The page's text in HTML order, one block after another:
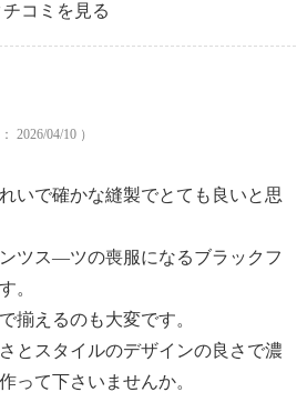
コミを見る
2026/04/10 ）
いで確かな縫製でとても良いと思
ツス—ツの喪服になるブラックフ
。
揃えるのも大変です。
とスタイルのデザインの良さで濃
って下さいませんか。